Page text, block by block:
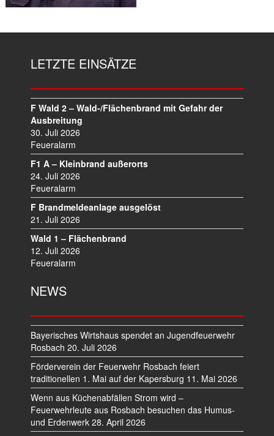
LETZTE EINSÄTZE
F Wald 2 – Wald-/Flächenbrand mit Gefahr der
Ausbreitung
30. Juli 2026
Feueralarm
F1 A – Kleinbrand außerorts
24. Juli 2026
Feueralarm
F Brandmeldeanlage ausgelöst
21. Juli 2026
Wald 1 – Flächenbrand
12. Juli 2026
Feueralarm
NEWS
Bayerisches Wirtshaus spendet an Jugendfeuerwehr
Rosbach 20. Juli 2026
Förderverein der Feuerwehr Rosbach feiert
traditionellen 1. Mai auf der Kapersburg 11. Mai 2026
Wenn aus Küchenabfällen Strom wird –
Feuerwehrleute aus Rosbach besuchen das Humus-
und Erdenwerk 28. April 2026